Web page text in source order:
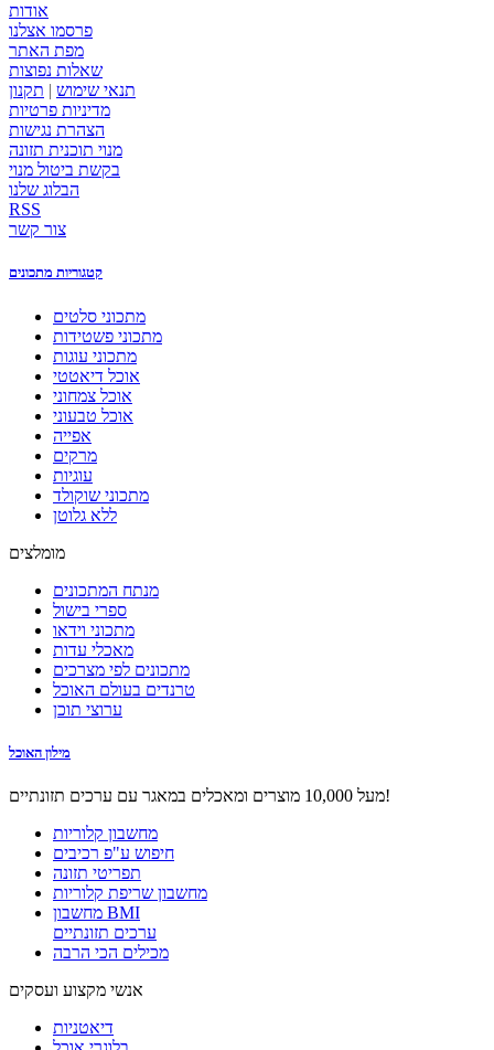
אודות
פרסמו אצלנו
מפת האתר
שאלות נפוצות
תנאי שימוש | תקנון
מדיניות פרטיות
הצהרת נגישות
מנוי תוכנית תזונה
בקשת ביטול מנוי
הבלוג שלנו
RSS
צור קשר
קטגוריות מתכונים
מתכוני סלטים
מתכוני פשטידות
מתכוני עוגות
אוכל דיאטטי
אוכל צמחוני
אוכל טבעוני
אפייה
מרקים
עוגיות
מתכוני שוקולד
ללא גלוטן
מומלצים
מנתח המתכונים
ספרי בישול
מתכוני וידאו
מאכלי עדות
מתכונים לפי מצרכים
טרנדים בעולם האוכל
ערוצי תוכן
מילון האוכל
מעל 10,000 מוצרים ומאכלים במאגר עם ערכים תזונתיים!
מחשבון קלוריות
חיפוש ע"פ רכיבים
תפריטי תזונה
מחשבון שריפת קלוריות
מחשבון BMI
ערכים תזונתיים
מכילים הכי הרבה
אנשי מקצוע ועסקים
דיאטניות